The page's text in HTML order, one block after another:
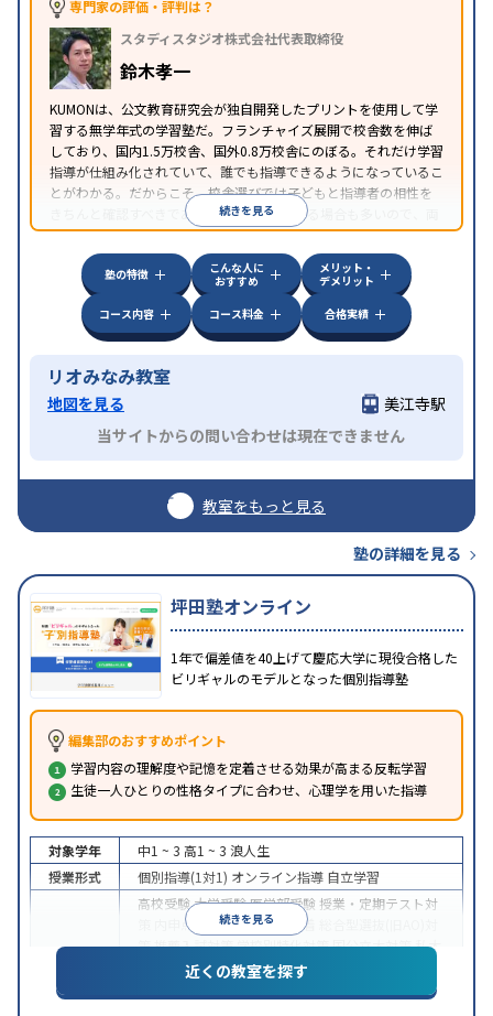
専門家の評価・評判は？
スタディスタジオ株式会社代表取締役
鈴木孝一
KUMONは、公文教育研究会が独自開発したプリントを使用して学
習する無学年式の学習塾だ。フランチャイズ展開で校舎数を伸ば
しており、国内1.5万校舎、国外0.8万校舎にのぼる。それだけ学習
指導が仕組み化されていて、誰でも指導できるようになっているこ
とがわかる。だからこそ、校舎選びでは子どもと指導者の相性を
きちんと確認すべきである。近所に2校舎ある場合も多いので、両
方見学してみることをオススメする。
続きを見る
塾の特徴
こんな人に
おすすめ
メリット・
デメリット
コース内容
コース料金 合格実績
リオみなみ教室
地図を見る
美江寺駅
当サイトからの問い合わせは現在できません
教室をもっと見る
塾の詳細を見る
坪田塾オンライン
1年で偏差値を40上げて慶応大学に現役合格した
ビリギャルのモデルとなった個別指導塾
編集部のおすすめポイント
学習内容の理解度や記憶を定着させる効果が高まる反転学習
生徒一人ひとりの性格タイプに合わせ、心理学を用いた指導
続きを見る
対象学年 中1 ~ 3 高1 ~ 3 浪人生
授業形式
個別指導(1対1) オンライン指導 自立学習
高校受験大学受験医学部受験 授業・定期テスト対
内申点対策学習習慣の定着
策推薦入試対策学校別特化対策国公立大対策私大
共通テスト対策英検(英語検定)対策
その
近くの教室を探す